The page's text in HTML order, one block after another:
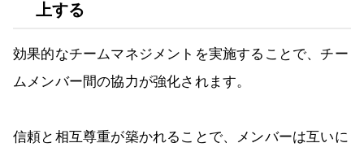
上する
効果的なチームマネジメントを実施することで、チー
ムメンバー間の協力が強化されます。
信頼と相互尊重が築かれることで、メンバーは互いに